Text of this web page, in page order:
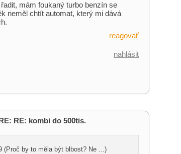
mám foukaný turbo benzín se
neměl chtít automat, který mi dává
reagovať
nahlásit
RE: kombi do 500tis.
(Proč by to měla být blbost? Ne ...)